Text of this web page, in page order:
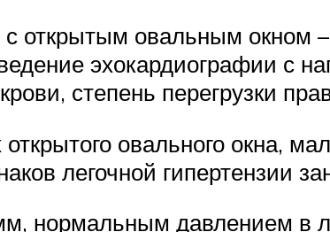
с открытым овальным окном
эхокардиографии с
степень перегрузки
овального окна,
легочной
нормальным давлением в